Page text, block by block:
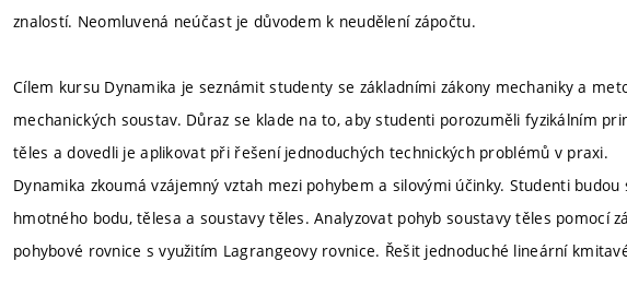
znalostí. Neomluvená neúčast je důvodem k neudělení zápočtu.
Cílem kursu Dynamika je seznámit studenty se základními zákony mechaniky a
mechanických soustav. Důraz se klade na to, aby studenti porozuměli fyzikálním
těles a dovedli je aplikovat při řešení jednoduchých technických problémů v praxi.
Dynamika zkoumá vzájemný vztah mezi pohybem a silovými účinky. Studenti
hmotného bodu, tělesa a soustavy těles. Analyzovat pohyb soustavy těles pomocí
pohybové rovnice s využitím Lagrangeovy rovnice. Řešit jednoduché lineární